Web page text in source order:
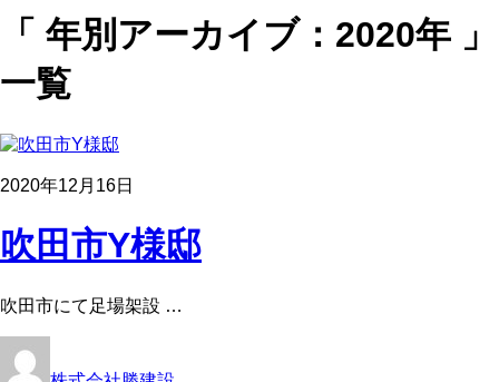
「 年別アーカイブ：2020年 」
一覧
2020年12月16日
吹田市Y様邸
吹田市にて足場架設 …